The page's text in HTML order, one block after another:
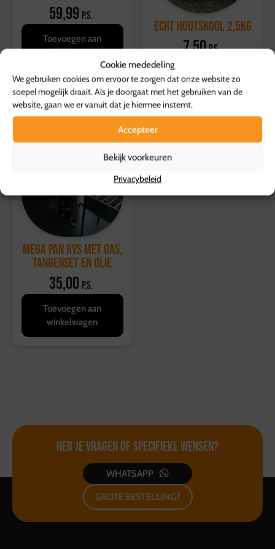
Cookie mededeling
We gebruiken cookies om ervoor te zorgen dat onze website zo
soepel mogelijk draait. Als je doorgaat met het gebruiken van de
website, gaan we er vanuit dat je hiermee instemt.
Accepteer
Bekijk voorkeuren
Privacybeleid
* Grillen met directe of indirecte hitte
* Met thermometer
* Rekje welke gebruikt kan worden als houtskool/briket
starter
* Tussenschot verwijderbaar om een zo groot mogelijk
grill oppervlak te creëren
59,99 p.s.
Toevoegen aan
winkelwagen
ECHT Houtskool 2,5kg
7,50p.s.
Toevoegen aan
winkelwagen
Mega Pan RVS met gas,
tangenset en olie
35,00 p.s.
Toevoegen aan
winkelwagen
Heb je vragen ofspecifieke wensen?
WHATSAPP
GROTE BESTELLING?